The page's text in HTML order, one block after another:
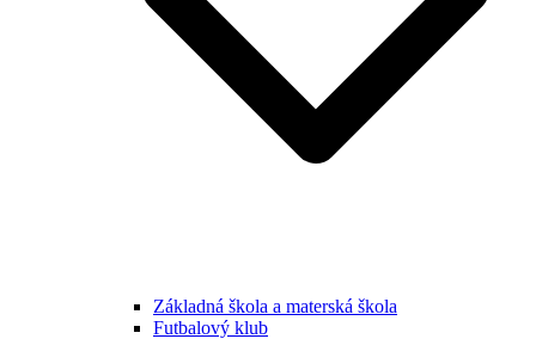
Základná škola a materská škola
Futbalový klub